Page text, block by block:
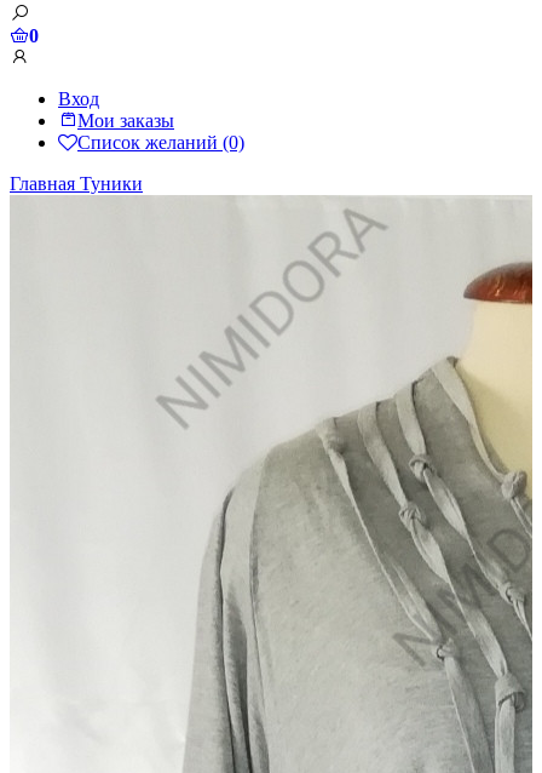
0
Вход
Мои заказы
Список желаний (0)
Главная Туники